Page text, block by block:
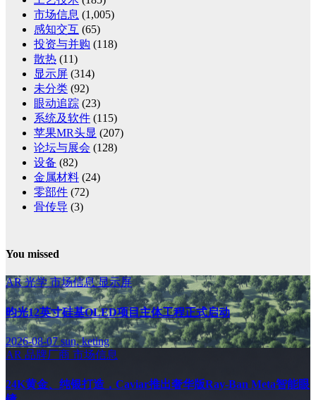
市场信息 (1,005)
感知交互 (65)
投资与并购 (118)
散热 (11)
显示屏 (314)
未分类 (92)
眼动追踪 (23)
系统及软件 (115)
苹果MR头显 (207)
论坛与展会 (128)
设备 (82)
金属材料 (24)
零部件 (72)
骨传导 (3)
You missed
AR光学市场信息显示屏
昀光12英寸硅基OLED项目主体工程正式启动
2026-08-07sun, keting
AR 品牌厂商 市场信息
24K黄金、纯银打造，Caviar推出奢华版Ray-Ban Meta智能眼